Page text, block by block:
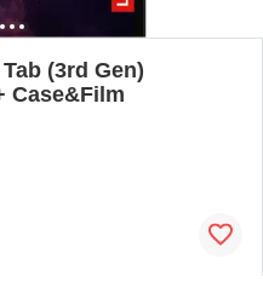
(3rd Gen)
Case&Film